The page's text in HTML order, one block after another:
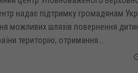
надає підтримку громадянам
можливих шляхів повернення
територію; отримання...